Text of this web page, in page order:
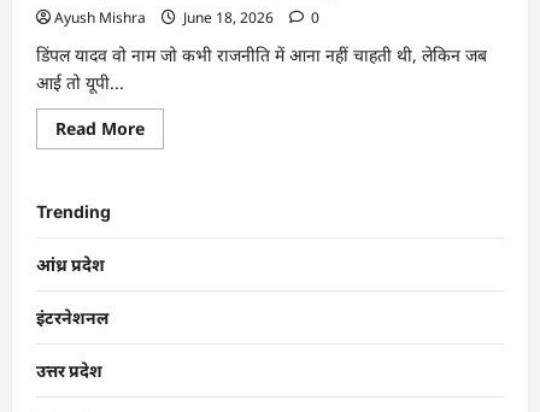
Ayush Mishra June 18, 2026 0
डिंपल यादव वो नाम जो कभी राजनीति में आना नहीं चाहती थी, लेकिन जब
आई तो यूपी...
Read More
Trending
आंध्र प्रदेश
इंटरनेशनल
उत्तर प्रदेश